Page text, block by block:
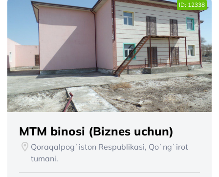
ID: 12338
MTM binosi (Biznes uchun)
Qoraqalpog`iston Respublikasi, Qo`ng`irot
tumani.